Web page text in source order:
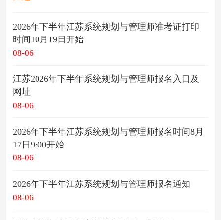
2026年下半年江苏系统规划与管理师准考证打印
时间10月19日开始
08-06
江苏2026年下半年系统规划与管理师报名入口及
网址
08-06
2026年下半年江苏系统规划与管理师报名时间8月
17日9:00开始
08-06
2026年下半年江苏系统规划与管理师报名通知
08-06